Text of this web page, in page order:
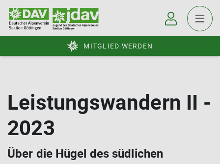
MITGLIED WERDEN
Leistungswandern II -
2023
Über die Hügel des südlichen